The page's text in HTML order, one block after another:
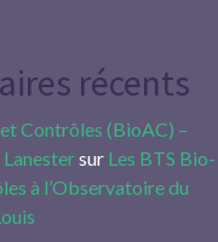
récents
Contrôles (BioAC) –
Lanestersur Les BTS Bio-
à l’Observatoire du